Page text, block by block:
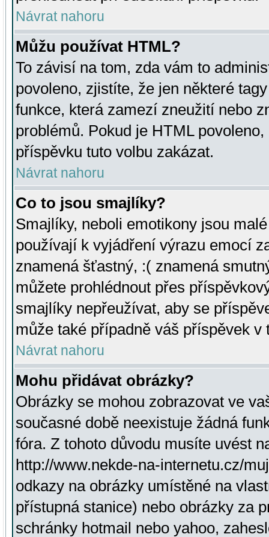
Návrat nahoru
Můžu používat HTML?
To závisí na tom, zda vám to
povoleno, zjistíte, že jen některé
funkce, která zamezí zneužití nebo
problémů. Pokud je HTML
příspěvku tuto volbu zakázat.
Návrat nahoru
Co to jsou smajlíky?
Smajlíky, neboli emotikony jsou
používají k vyjádření výrazu emocí
znamená šťastný, :( znamená
můžete prohlédnout přes
smajlíky nepřeužívat, aby se
může také případně váš příspěvek v
Návrat nahoru
Mohu přidávat obrázky?
Obrázky se mohou zobrazovat ve
současné době neexistuje žádná
fóra. Z tohoto důvodu musíte uvést
http://www.nekde-na-internetu.cz/
odkazy na obrázky umístěné na
přístupná stanice) nebo obrázky za
schránky hotmail nebo yahoo,